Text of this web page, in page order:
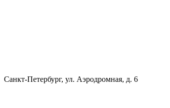
Санкт-Петербург, ул. Аэродромная, д. 6